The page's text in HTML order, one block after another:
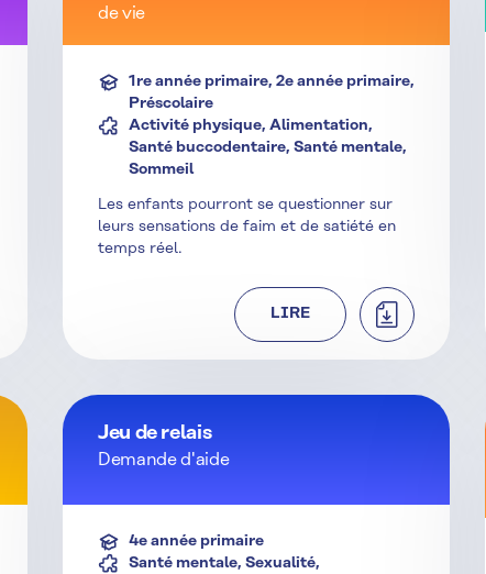
de vie
1re année primaire, 2e année primaire,
Préscolaire
Activité physique, Alimentation,
Santé buccodentaire, Santé mentale,
Sommeil
Les enfants pourront se questionner sur
leurs sensations de faim et de satiété en
temps réel.
LIRE TÉLÉCHARGER
Jeu de relais
Demande d'aide
4e année primaire
Santé mentale, Sexualité,